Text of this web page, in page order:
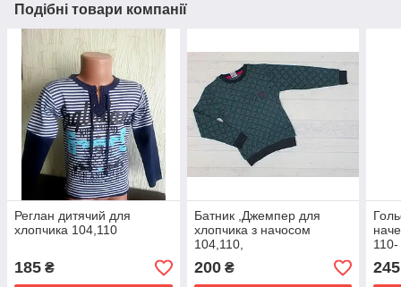
Подібні товари компанії
Реглан дитячий для
хлопчика 104,110
185 ₴
Батник ,Джемпер для
хлопчика з начосом
104,110,
200₴
110-
245